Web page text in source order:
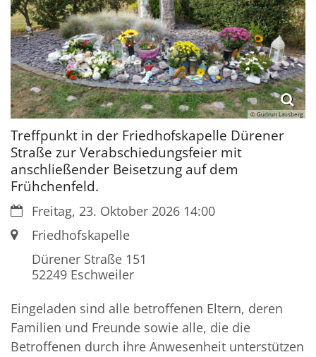
© Gudrun Lausberg
Treffpunkt in der Friedhofskapelle Dürener
Straße zur Verabschiedungsfeier mit
anschließender Beisetzung auf dem
Frühchenfeld.
Datum:Freitag, 23. Oktober 2026 14:00
Ort: Friedhofskapelle
Dürener Straße 151
52249 Eschweiler
Eingeladen sind alle betroffenen Eltern, deren
Familien und Freunde sowie alle, die die
Betroffenen durch ihre Anwesenheit unterstützen